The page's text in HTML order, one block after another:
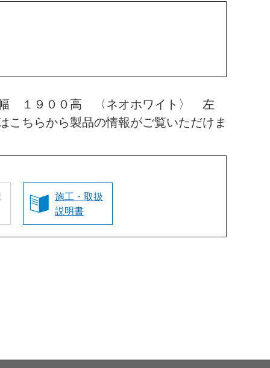
１９００高 〈ネオホワイト〉 左
ちらから製品の情報がご覧いただけま
施工・取扱
説明書